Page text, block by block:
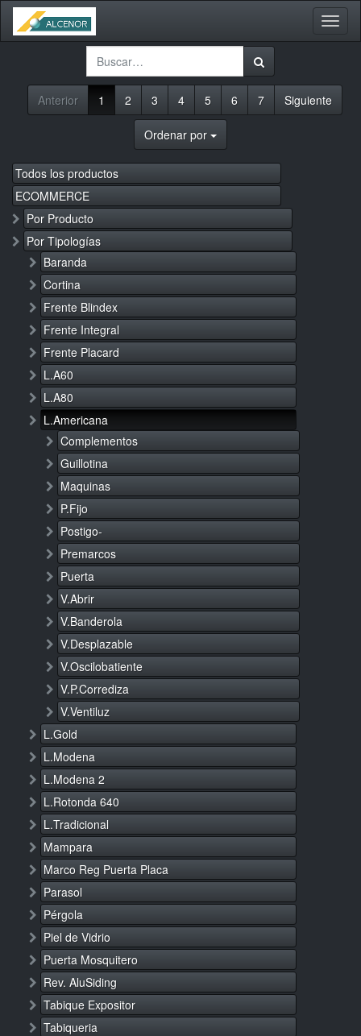
Anterior 1 2 3 4 5 6 7 Siguiente
Ordenar por
Todos los productos
ECOMMERCE
Por Producto
Por Tipologías
Baranda
Cortina
Frente Blindex
Frente Integral
Frente Placard
L.A60
L.A80
L.Americana
Complementos
Guillotina
Maquinas
P.Fijo
Postigo-
Premarcos
Puerta
V.Abrir
V.Banderola
V.Desplazable
V.Oscilobatiente
V.P.Corrediza
V.Ventiluz
L.Gold
L.Modena
L.Modena 2
L.Rotonda 640
L.Tradicional
Mampara
Marco Reg Puerta Placa
Parasol
Pérgola
Piel de Vidrio
Puerta Mosquitero
Rev. AluSiding
Tabique Expositor
Tabiqueria